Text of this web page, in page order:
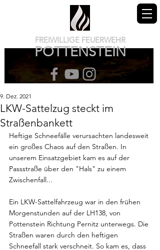
FREIWILLIGE FEUERWEHR
POTTENSTEIN
LKW-Sattelzug steckt im
Straßenbankett
9. Dez. 2021
Heftige Schneefälle verursachten landesweit
ein großes Chaos auf den Straßen. In
unserem Einsatzgebiet kam es auf der
Passstraße über den "Hals" zu einem
Zwischenfall...
Ein LKW-Sattelfahrzeug war in den frühen
Morgenstunden auf der LH138, von
Pottenstein Richtung Pernitz unterwegs. Die
Straßen waren durch den heftigen
Schneefall stark verschneit. So kam es, dass